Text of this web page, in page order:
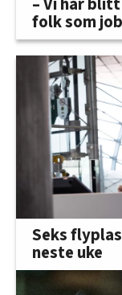
folk som
Seks
neste uke